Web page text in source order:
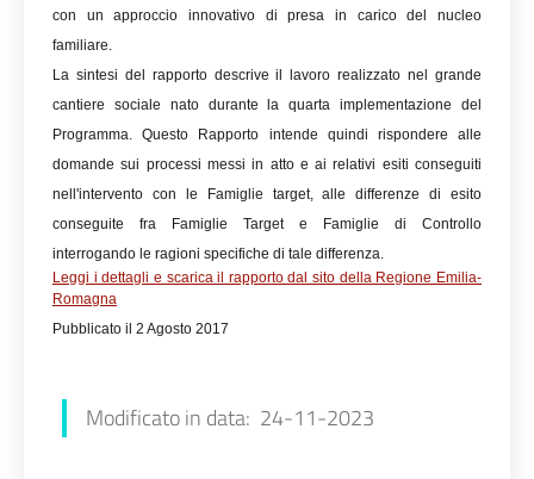
con un approccio innovativo di presa in carico del nucleo
familiare.
La sintesi del rapporto descrive il lavoro realizzato nel grande
cantiere sociale nato durante la quarta implementazione del
Programma. Questo Rapporto intende quindi rispondere alle
domande sui processi messi in atto e ai relativi esiti conseguiti
nell'intervento con le Famiglie target, alle differenze di esito
conseguite fra Famiglie Target e Famiglie di Controllo
interrogando le ragioni specifiche di tale differenza.
Leggi i dettagli e scarica il rapporto dal sito della Regione Emilia-
Romagna
Pubblicato il 2 Agosto 2017
Modificato in data: 24-11-2023